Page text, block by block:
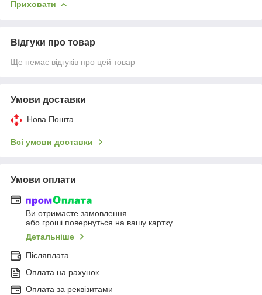
Приховати
Відгуки про товар
Ще немає відгуків про цей товар
Умови доставки
Нова Пошта
Всі умови доставки
Умови оплати
Ви отримаєте замовлення
або гроші повернуться на вашу картку
Детальніше
Післяплата
Оплата на рахунок
Оплата за реквізитами